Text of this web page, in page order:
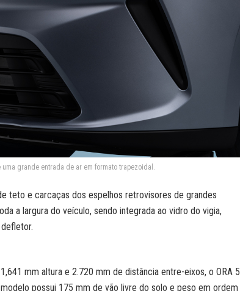
grande entrada de ar em formato trapezoidal.
teto e carcaças dos espelhos retrovisores de grandes
a largura do veículo, sendo integrada ao vidro do vigia,
mm altura e 2.720 mm de distância entre-eixos, o ORA 5
possui 175 mm de vão livre do solo e peso em ordem